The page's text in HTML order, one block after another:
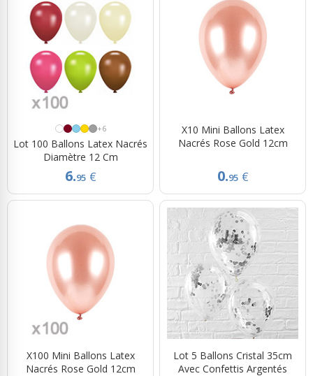
+6
Lot 100 Ballons Latex Nacrés
Diamètre 12 Cm
6.95 €
X10 Mini Ballons Latex
Nacrés Rose Gold 12cm
0.95 €
X100 Mini Ballons Latex
Nacrés Rose Gold 12cm
Lot 5 Ballons Cristal 35cm
Avec Confettis Argentés